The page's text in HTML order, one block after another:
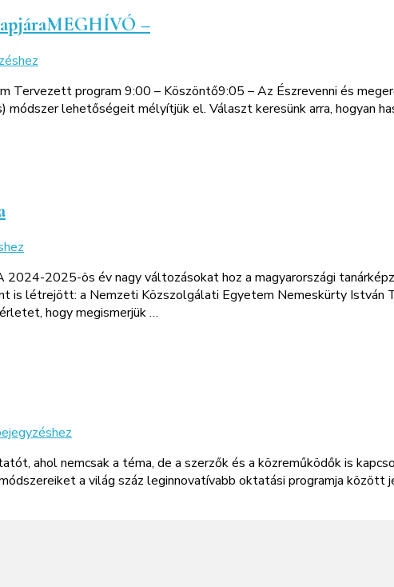
–
program 9:00 – Köszöntő9:05 – Az Észrevenni és
lehetőségeit mélyítjük el. Választ keresünk arra, hogyan
2025-ös év nagy változásokat hoz a magyarországi
is létrejött: a Nemzeti Közszolgálati Egyetem Nemeskürty István
hogy megismerjük …
ahol nemcsak a téma, de a szerzők és a közreműködők is
a világ száz leginnovatívabb oktatási programja